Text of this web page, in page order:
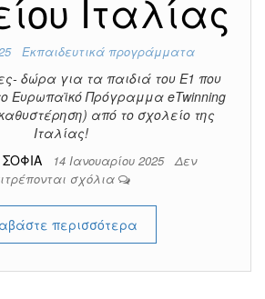
Ιταλίας
Εκπαιδευτικά προγράμματα
δώρα για τα παιδιά του Ε1 που
Ευρωπαϊκό Πρόγραμμα eTwinning
από το σχολείο της
Ιταλίας!
14 Ιανουαρίου 2025 Δεν
σχόλια
περισσότερα